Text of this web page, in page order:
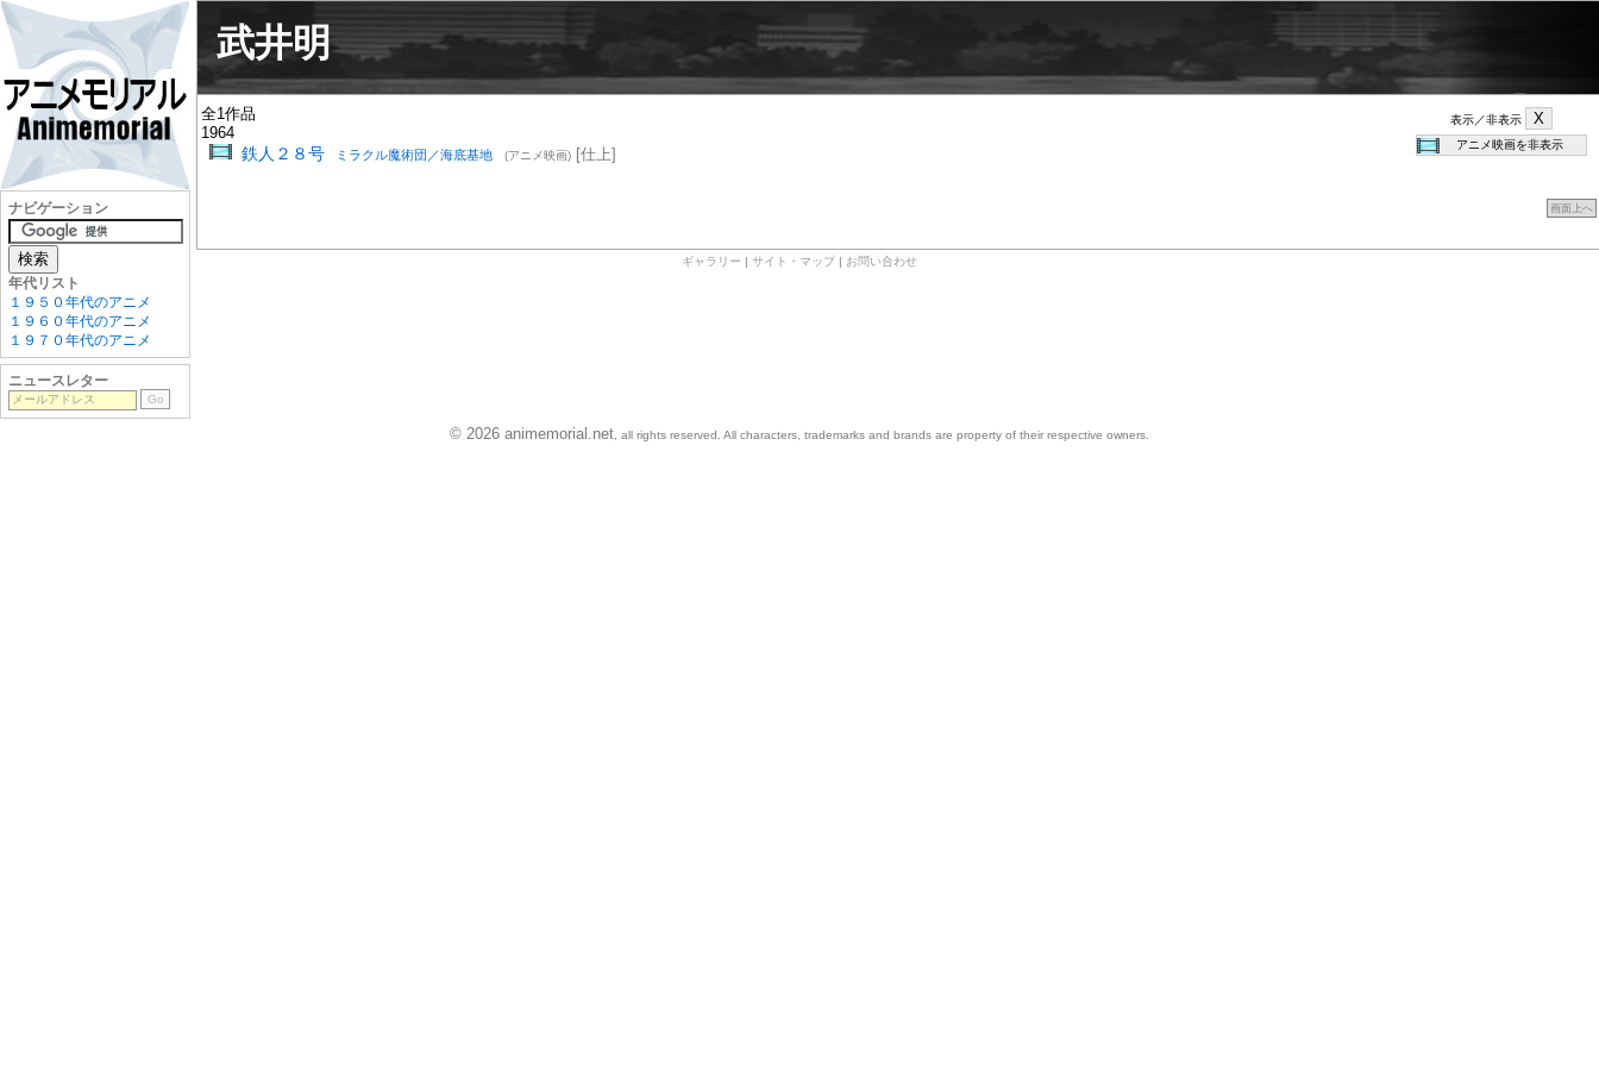
武井明
表示／非表示
全1作品
1964
鉄人２８号 ミラクル魔術団／海底基地 (アニメ映画)[仕上]
画面上へ
ギャラリー サイト・マップ お問い合わせ
ナビゲーション
年代リスト
１９５０年代のアニメ
１９６０年代のアニメ
１９７０年代のアニメ
ニュースレター
© 2026 animemorial.net , all rights reserved. All characters, trademarks and brands are property of their respective owners.